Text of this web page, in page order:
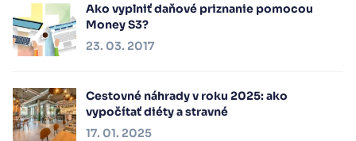
Ako vyplniť daňové priznanie pomocou
Money S3?
23. 03. 2017
Cestovné náhrady v roku 2025: ako
vypočítať diéty a stravné
17. 01. 2025